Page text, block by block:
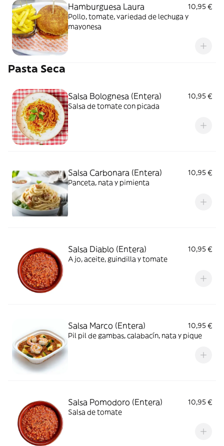
Hamburguesa Laura
10,95 €
Pollo, tomate, variedad de lechuga y
mayonesa
Pasta Seca
Salsa Bolognesa (Entera)
10,95 €
Salsa de tomate con picada
Salsa Carbonara (Entera)
10,95 €
Panceta, nata y pimienta
Salsa Diablo (Entera)
10,95 €
Ajo, aceite, guindilla y tomate
Salsa Marco (Entera)
10,95 €
Pil pil de gambas, calabacín, nata y pique
Salsa Pomodoro (Entera)
10,95 €
Salsa de tomate